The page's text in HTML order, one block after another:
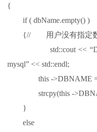
{
if ( dbName.empty() )
{// 用户没有指定数
std::cout <<
mysql” << std::endl;
this ->DBNAME =
strcpy(this -
}
else